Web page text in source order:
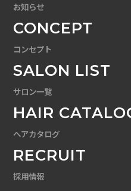
お知らせ
CONCEPT
コンセプト
SALON LIST
サロン一覧
HAIR
ヘアカタログ
RECRUIT
採用情報